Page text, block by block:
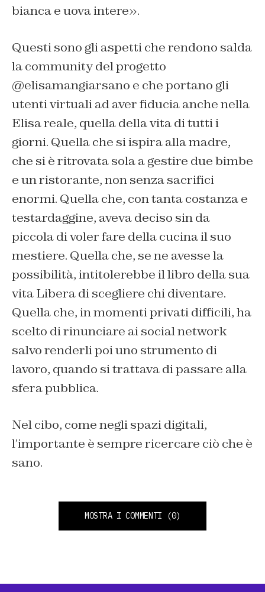
bianca e uova intere».
Questi sono gli aspetti che rendono salda
la community del progetto
@elisamangiarsano e che portano gli
utenti virtuali ad aver fiducia anche nella
Elisa reale, quella della vita di tutti i
giorni. Quella che si ispira alla madre,
che si è ritrovata sola a gestire due bimbe
e un ristorante, non senza sacrifici
enormi. Quella che, con tanta costanza e
testardaggine, aveva deciso sin da
piccola di voler fare della cucina il suo
mestiere. Quella che, se ne avesse la
possibilità, intitolerebbe il libro della sua
vitaLibera di scegliere chi diventare.
Quella che, in momenti privati difficili, ha
scelto di rinunciare ai social network
salvo renderli poi uno strumento di
lavoro, quando si trattava di passare alla
sfera pubblica.
Nel cibo, come negli spazi digitali,
l’importante è sempre ricercare ciò che è
sano.
MOSTRA I COMMENTI (0)